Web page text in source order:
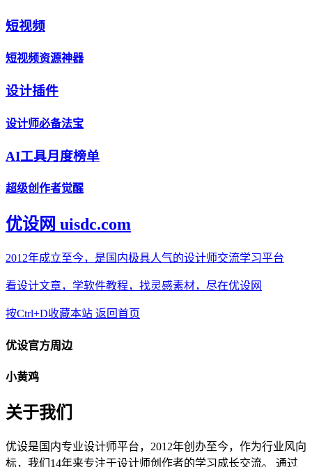
短视频
短视频资源神器
设计插件
设计师必备法宝
AI工具月度榜单
超级创作者觉醒
优设网 uisdc.com
2012年成立至今，是国内极具人气的设计师交流学习平台
看设计文章，学软件教程，找灵感素材，尽在优设网
按Ctrl+D收藏本站 返回首页
优设官方周边
小黄鸡
关于我们
优设是国内专业设计师平台，2012年创办至今，作为行业风向
标，我们14年来专注于设计师创作者的学习成长交流。 通过